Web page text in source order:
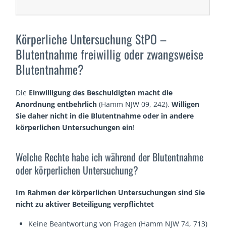
Körperliche Untersuchung StPO –
Blutentnahme freiwillig oder zwangsweise
Blutentnahme?
Die Einwilligung des Beschuldigten macht die
Anordnung entbehrlich (Hamm NJW 09, 242).Willigen
Sie daher nicht in die Blutentnahme oder in andere
körperlichen Untersuchungen ein!
Welche Rechte habe ich während der Blutentnahme
oder körperlichen Untersuchung?
Im Rahmen der körperlichen Untersuchungen sind Sie
nicht zu aktiver Beteiligung verpflichtet
Keine Beantwortung von Fragen (Hamm NJW 74, 713)